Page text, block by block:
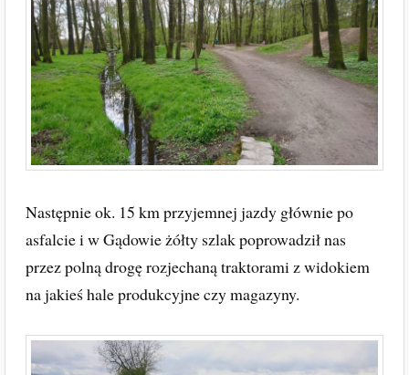
Następnie ok. 15 km przyjemnej jazdy głównie po
asfalcie i w Gądowie żółty szlak poprowadził nas
przez polną drogę rozjechaną traktorami z widokiem
na jakieś hale produkcyjne czy magazyny.